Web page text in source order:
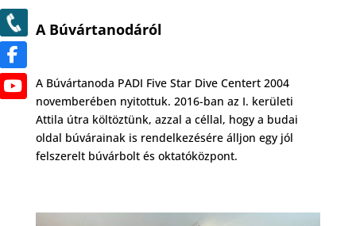
A Búvártanodáról
A Búvártanoda PADI Five Star Dive Centert 2004
novemberében nyitottuk. 2016-ban az I. kerületi
Attila útra költöztünk, azzal a céllal, hogy a budai
oldal búvárainak is rendelkezésére álljon egy jól
felszerelt búvárbolt és oktatóközpont.